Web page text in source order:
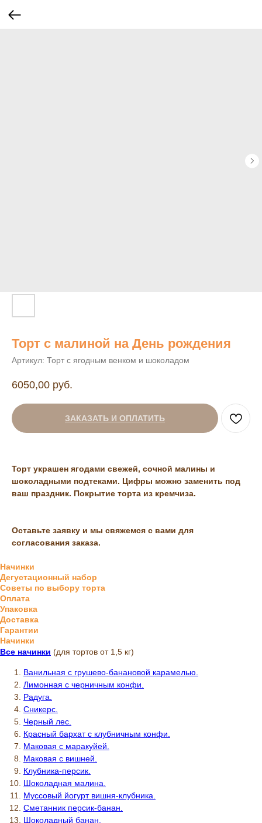
Торт с малиной на День рождения
Артикул: Торт с ягодным венком и шоколадом
6050,00 руб.
ЗАКАЗАТЬ И ОПЛАТИТЬ
Торт украшен ягодами свежей, сочной малины и
шоколадными подтеками. Цифры можно заменить под
ваш праздник. Покрытие торта из кремчиза.
Оставьте заявку и мы свяжемся с вами для
согласования заказа.
Начинки
Дегустационный набор
Советы по выбору торта
Оплата
Упаковка
Доставка
Гарантии
Начинки
Все начинки (для тортов от 1,5 кг)
Ванильная с грушево-банановой карамелью.
Лимонная с черничным конфи.
Радуга.
Сникерс.
Черный лес.
Красный бархат с клубничным конфи.
Маковая с маракуйей.
Маковая с вишней.
Клубника-персик.
Шоколадная малина.
Муссовый йогурт вишня-клубника.
Сметанник персик-банан.
Шоколадный банан.